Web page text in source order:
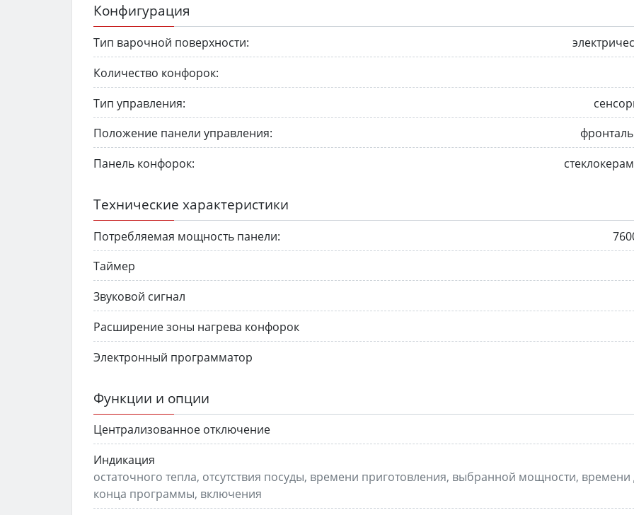
Конфигурация
Тип варочной поверхности:
Количество конфорок:
Тип управления:
Положение панели управления:
Панель конфорок:
Технические характеристики
Потребляемая мощность панели:
Таймер
Звуковой сигнал
Расширение зоны нагрева конфорок
Электронный программатор
Функции и опции
Централизованное отключение
Индикация
остаточного тепла, отсутствия посуды, времени приготовления, выбранной мощности, времени
конца программы, включения